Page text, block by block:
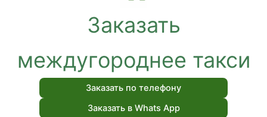
Заказать
междугороднее такси
Заказать по телефону
Заказать в Whats App